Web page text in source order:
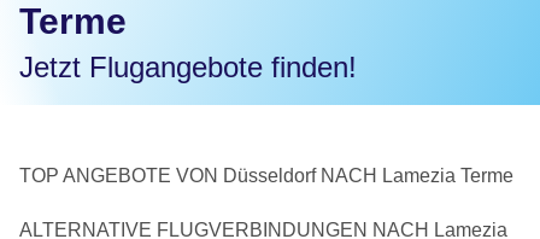
Terme
Jetzt Flugangebote finden!
TOP ANGEBOTE VON Düsseldorf NACH Lamezia Terme
ALTERNATIVE FLUGVERBINDUNGEN NACH Lamezia